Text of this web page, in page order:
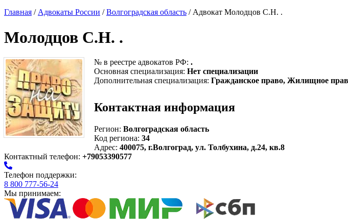
Главная / Адвокаты России /Волгоградская область / Адвокат Молодцов С.Н. .
Молодцов С.Н. .
№ в реестре адвокатов РФ: .
Основная специализация: Нет специализации
Дополнительная специализация: Гражданское право, Жилищное
Контактная информация
Регион: Волгоградская область
Код региона: 34
Адрес: 400075, г.Волгоград, ул. Толбухина, д.24, кв.8
Контактный телефон: +79053390577
Телефон поддержки:
8 800 777-56-24
Мы принимаем: